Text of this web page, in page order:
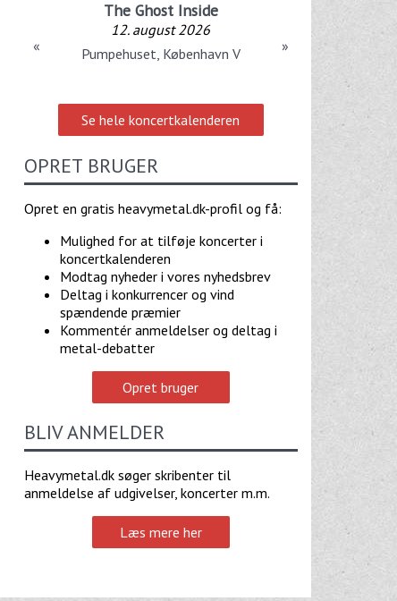
The Ghost Inside
12. august 2026
Pumpehuset, København V
« »
Se hele koncertkalenderen
OPRET BRUGER
Opret en gratis heavymetal.dk-profil og få:
Mulighed for at tilføje koncerter i
koncertkalenderen
Modtag nyheder i vores nyhedsbrev
Deltag i konkurrencer og vind
spændende præmier
Kommentér anmeldelser og deltag i
metal-debatter
Opret bruger
BLIV ANMELDER
Heavymetal.dk søger skribenter til
anmeldelse af udgivelser, koncerter m.m.
Læs mere her